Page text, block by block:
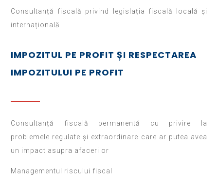
Consultanță fiscală privind legislația fiscală locală și
internațională
IMPOZITUL PE PROFIT ȘI RESPECTAREA
IMPOZITULUI PE PROFIT
Consultanță fiscală permanentă cu privire la
problemele regulate și extraordinare care ar putea avea
un impact asupra afacerilor
Managementul riscului fiscal